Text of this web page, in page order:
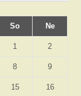
So Ne
1 2
8 9
15 16